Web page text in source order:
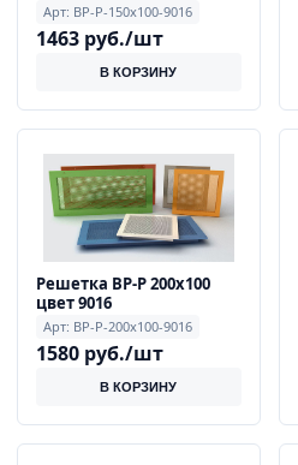
Арт: ВР-Р-150x100-9016
1463 руб./шт
В КОРЗИНУ
Решетка ВР-Р 200х100
цвет 9016
Арт: ВР-Р-200x100-9016
1580 руб./шт
В КОРЗИНУ